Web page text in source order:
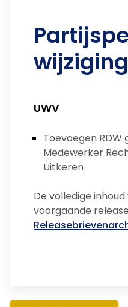
UWV
Toevoegen RDW
Medewerker
Uitkeren
De volledige
voorgaande